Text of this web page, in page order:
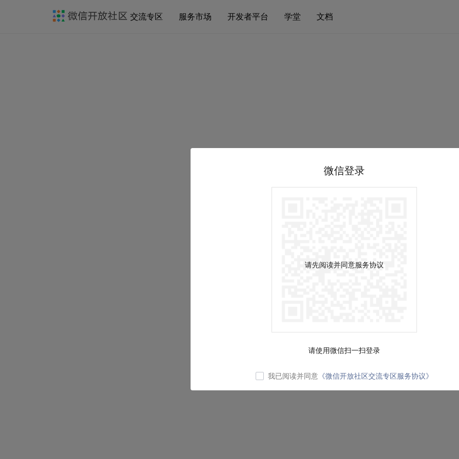
交流专区 服务市场 开发者平台 学堂 文档
微信登录
请先阅读并同意服务协议
请使用微信扫一扫登录
我已阅读并同意 《微信开放社区交流专区服务协议》